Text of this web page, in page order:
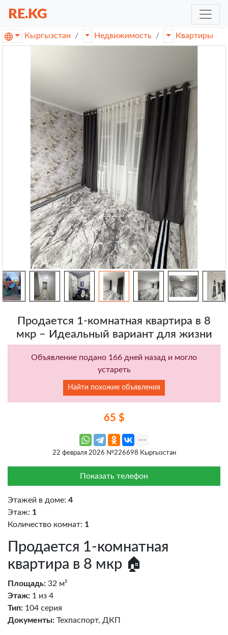
RE.KG
Кыргызстан Недвижимость Квартиры
Продается 1-комнатная квартира в 8
мкр – Идеальный вариант для жизни
Объявление подано 166 дней назад и могло
устареть
Найти похожие объявления
65 $
22 февраля 2026 №226698 Кыргызстан
Показать телефон
Этажей в доме: 4
Этаж: 1
Количество комнат: 1
Продается 1-комнатная
квартира в 8 мкр 🏠
Площадь: 32 м²
Этаж: 1 из 4
Тип: 104 серия
Документы: Техпаспорт, ДКП